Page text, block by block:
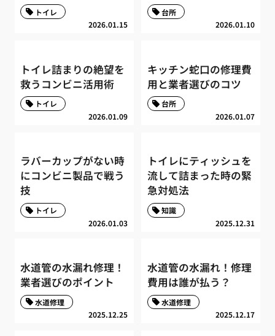
2026.01.15
トイレ
2026.01.10
台所
トイレ詰まりの絶望を
救うコンビニ活用術
2026.01.09
トイレ
キッチン蛇口の修理費
用と業者選びのコツ
2026.01.07
台所
ラバーカップがない時
にコンビニ製品で戦う
技
2026.01.03
トイレ
トイレにティッシュを
流して詰まった時の緊
急対処法
2025.12.31
知識
水道管の水漏れ修理！
業者選びのポイント
2025.12.25
水道修理
水道管の水漏れ！修理
費用は誰が払う？
2025.12.17
水道修理